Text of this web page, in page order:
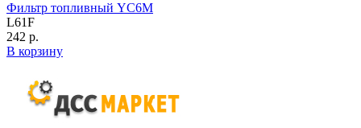
Фильтр топливный YC6M
L61F
242 р.
В корзину